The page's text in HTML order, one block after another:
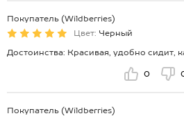
Покупатель (Wildberries)
Цвет: Черный
Достоинства: Красивая, удобно сидит,
0
Покупатель (Wildberries)